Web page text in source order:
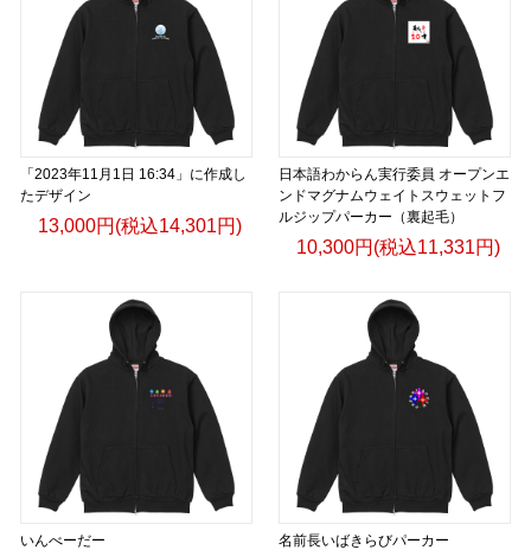
「2023年11月1日 16:34」に作成し
たデザイン
13,000円(税込14,301円)
日本語わからん実行委員 オープンエ
ンドマグナムウェイトスウェットフ
ルジップパーカー（裏起毛）
10,300円(税込11,331円)
いんべーだー 名前長いばきらびパーカー